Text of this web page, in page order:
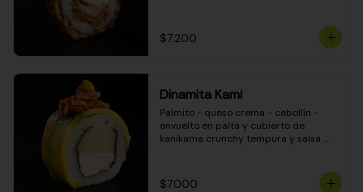
$7.200
Dinamita Kami
Palmito - queso crema - cebollín -
envuelto en palta y cubierto de
kanikama crunchy tempura y salsa
$7.000